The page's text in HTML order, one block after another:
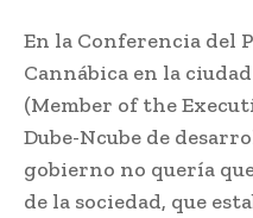
En la Conferencia del
Cannábica en la
(Member of the
Dube-Ncube de
gobierno no quería
de la sociedad, que